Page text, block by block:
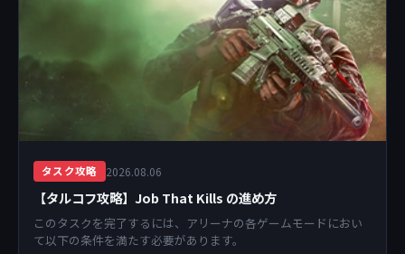
タスク攻略 2026.08.06
【タルコフ攻略】Job That Kills の進め方
このタスクを完了するには、アリーナの各ゲームモードにおい
て以下の条件を満たす必要があります。